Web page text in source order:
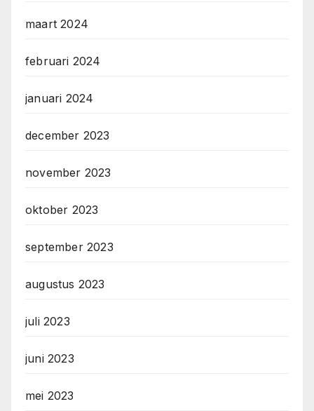
maart 2024
februari 2024
januari 2024
december 2023
november 2023
oktober 2023
september 2023
augustus 2023
juli 2023
juni 2023
mei 2023